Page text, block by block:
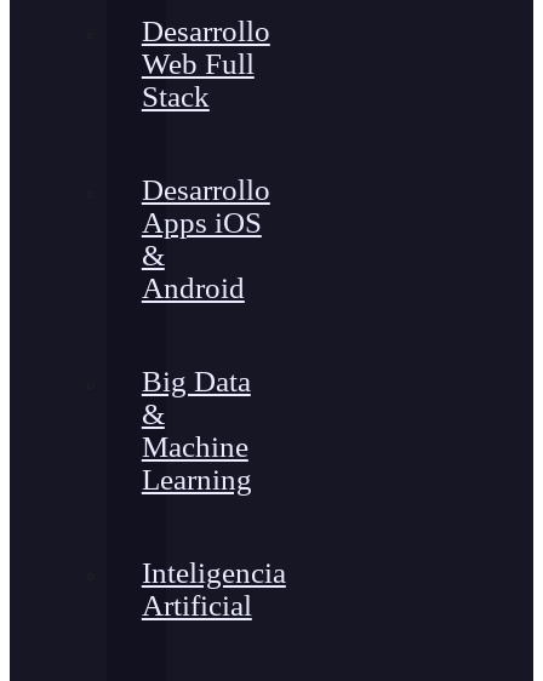
Desarrollo
Web Full
Stack
Desarrollo
Apps iOS
&
Android
Big Data
&
Machine
Learning
Inteligencia
Artificial